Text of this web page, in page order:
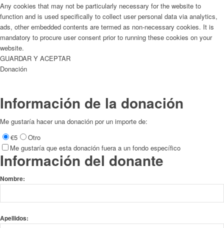
Any cookies that may not be particularly necessary for the website to
function and is used specifically to collect user personal data via analytics,
ads, other embedded contents are termed as non-necessary cookies. It is
mandatory to procure user consent prior to running these cookies on your
website.
GUARDAR Y ACEPTAR
Donación
Información de la donación
Me gustaría hacer una donación por un importe de:
€5
Otro
Me gustaría que esta donación fuera a un fondo específico
Información del donante
Nombre:
Apellidos: